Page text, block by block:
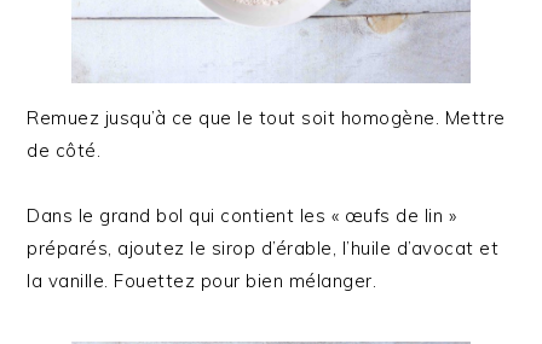
Remuez jusqu’à ce que le tout soit homogène. Mettre
de côté.
Dans le grand bol qui contient les « œufs de lin »
préparés, ajoutez le sirop d’érable, l’huile d’avocat et
la vanille. Fouettez pour bien mélanger.